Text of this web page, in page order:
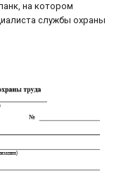
на котором
службы охраны